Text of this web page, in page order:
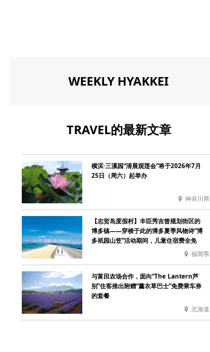
WEEKLY HYAKKEI
TRAVEL的最新文章
横滨·三溪园“清晨观莲会”将于2026年7月
25日（周六）起举办
神奈川県
【志贺岛度假村】丰臣秀吉曾规划街区的
博多镇——穿梭于此的博多夏季风物诗“博
多祇园山笠”活动期间，儿童住宿费全免
福岡県
与富田农场合作，面向“The Lantern芦
别”住客推出附赠“薰衣草巴士”免费乘车券
的套餐
北海道